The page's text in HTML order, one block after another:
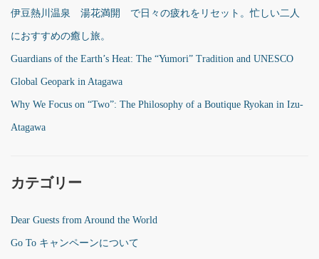
伊豆熱川温泉 湯花満開 で日々の疲れをリセット。忙しい二人
におすすめの癒し旅。
Guardians of the Earth’s Heat: The “Yumori” Tradition and UNESCO
Global Geopark in Atagawa
Why We Focus on “Two”: The Philosophy of a Boutique Ryokan in Izu-
Atagawa
カテゴリー
Dear Guests from Around the World
Go To キャンペーンについて